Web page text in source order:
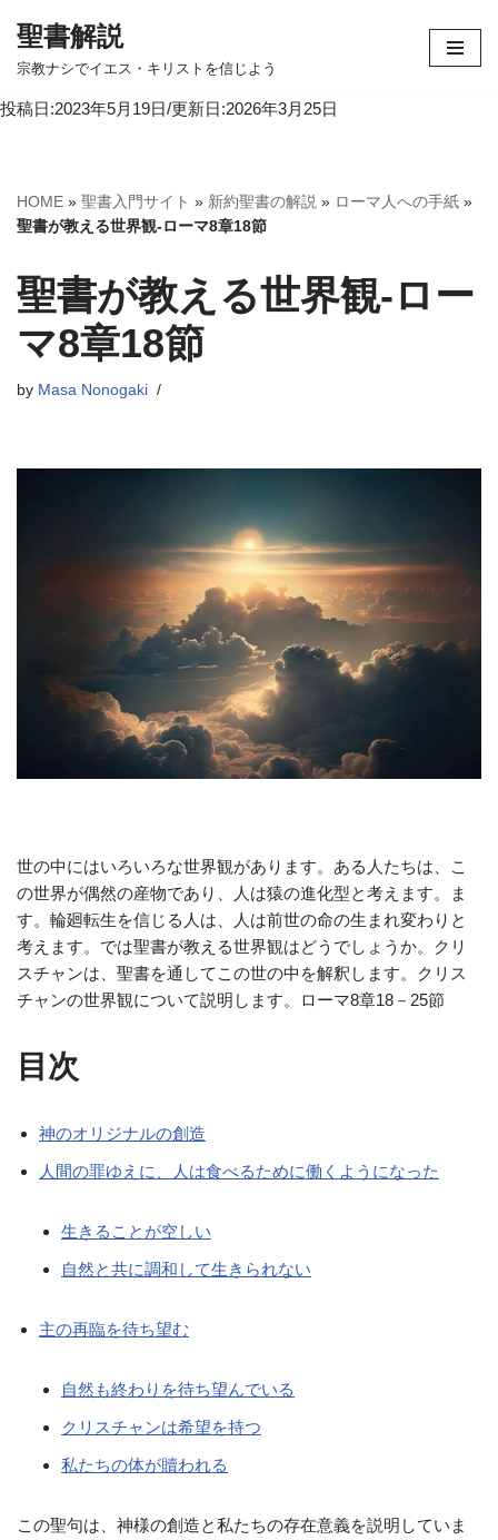
コ
テ
へ
ス
ッ
プ
聖書解説
宗教ナシでイエス・キリストを信じよう
投稿日:2023年5月19日/更新日:2026年3月25日
HOME » 聖書入門サイト » 新約聖書の解説 » ローマ人への手紙 »
聖書が教える世界観-ローマ8章18節
聖書が教える世界観-ロー
マ8章18節
by Masa Nonogaki
世の中にはいろいろな世界観があります。ある人たちは、こ
の世界が偶然の産物であり、人は猿の進化型と考えます。ま
す。輪廻転生を信じる人は、人は前世の命の生まれ変わりと
考えます。では聖書が教える世界観はどうでしょうか。クリ
スチャンは、聖書を通してこの世の中を解釈します。クリス
チャンの世界観について説明します。ローマ8章18－25節
目次
神のオリジナルの創造
人間の罪ゆえに、人は食べるために働くようになった
生きることが空しい
自然と共に調和して生きられない
主の再臨を待ち望む
自然も終わりを待ち望んでいる
クリスチャンは希望を持つ
私たちの体が贖われる
この聖句は、神様の創造と私たちの存在意義を説明していま